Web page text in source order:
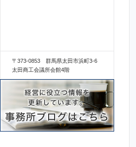
〒373-0853 群馬県太田市浜町3-6
太田商工会議所会館4階